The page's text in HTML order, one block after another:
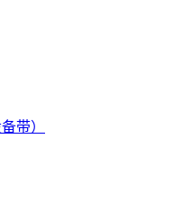
带）